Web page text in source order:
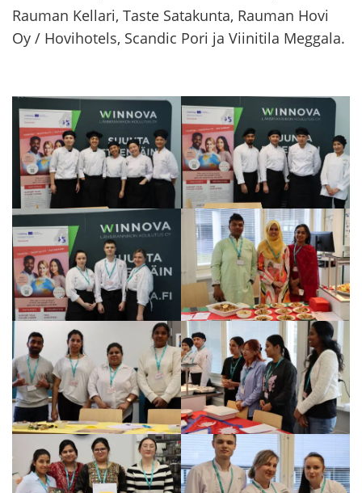
Rau­man Kel­la­ri, Taste Sa­ta­kun­ta, Rau­man Hovi
Oy / Ho­vi­ho­tels, Scan­dic Pori ja Vii­ni­ti­la Meg­ga­la.